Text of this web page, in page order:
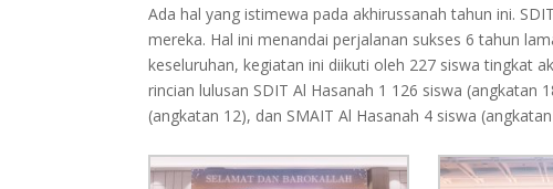
Ada hal yang istimewa pada akhirussanah tahun ini.
mereka. Hal ini menandai perjalanan sukses 6 tahun
keseluruhan, kegiatan ini diikuti oleh 227 siswa tingkat
rincian lulusan SDIT Al Hasanah 1 126 siswa (angkatan
(angkatan 12), dan SMAIT Al Hasanah 4 siswa